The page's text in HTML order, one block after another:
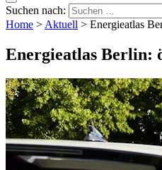
Suchen nach:
Home >Aktuell > Energieatlas
Energieatlas Berlin: